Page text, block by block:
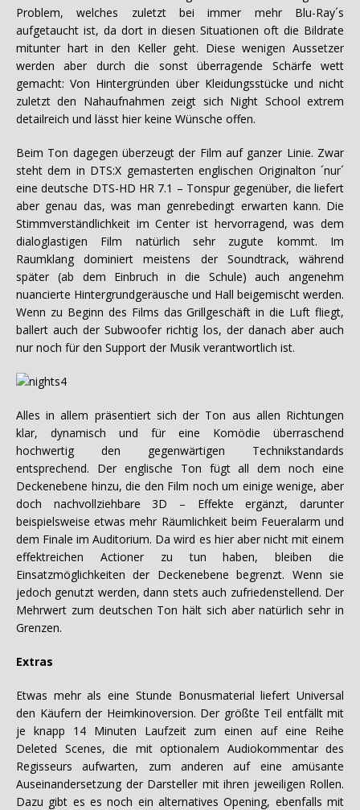
Problem, welches zuletzt bei immer mehr Blu-Ray´s
aufgetaucht ist, da dort in diesen Situationen oft die Bildrate
mitunter hart in den Keller geht. Diese wenigen Aussetzer
werden aber durch die sonst überragende Schärfe wett
gemacht: Von Hintergründen über Kleidungsstücke und nicht
zuletzt den Nahaufnahmen zeigt sich Night School extrem
detailreich und lässt hier keine Wünsche offen.
Beim Ton dagegen überzeugt der Film auf ganzer Linie. Zwar
steht dem in DTS:X gemasterten englischen Originalton ´nur´
eine deutsche DTS-HD HR 7.1 – Tonspur gegenüber, die liefert
aber genau das, was man genrebedingt erwarten kann. Die
Stimmverständlichkeit im Center ist hervorragend, was dem
dialoglastigen Film natürlich sehr zugute kommt. Im
Raumklang dominiert meistens der Soundtrack, während
später (ab dem Einbruch in die Schule) auch angenehm
nuancierte Hintergrundgeräusche und Hall beigemischt werden.
Wenn zu Beginn des Films das Grillgeschäft in die Luft fliegt,
ballert auch der Subwoofer richtig los, der danach aber auch
nur noch für den Support der Musik verantwortlich ist.
Alles in allem präsentiert sich der Ton aus allen Richtungen
klar, dynamisch und für eine Komödie überraschend
hochwertig den gegenwärtigen Technikstandards
entsprechend. Der englische Ton fügt all dem noch eine
Deckenebene hinzu, die den Film noch um einige wenige, aber
doch nachvollziehbare 3D – Effekte ergänzt, darunter
beispielsweise etwas mehr Räumlichkeit beim Feueralarm und
dem Finale im Auditorium. Da wird es hier aber nicht mit einem
effektreichen Actioner zu tun haben, bleiben die
Einsatzmöglichkeiten der Deckenebene begrenzt. Wenn sie
jedoch genutzt werden, dann stets auch zufriedenstellend. Der
Mehrwert zum deutschen Ton hält sich aber natürlich sehr in
Grenzen.
Extras
Etwas mehr als eine Stunde Bonusmaterial liefert Universal
den Käufern der Heimkinoversion. Der größte Teil entfällt mit
je knapp 14 Minuten Laufzeit zum einen auf eine Reihe
Deleted Scenes, die mit optionalem Audiokommentar des
Regisseurs aufwarten, zum anderen auf eine amüsante
Auseinandersetzung der Darsteller mit ihren jeweiligen Rollen.
Dazu gibt es es noch ein alternatives Opening, ebenfalls mit